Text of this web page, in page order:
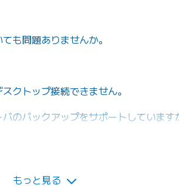
も問題ありませんか。
クトップ接続できません。
のバックアップをサポートしています
もっと見る